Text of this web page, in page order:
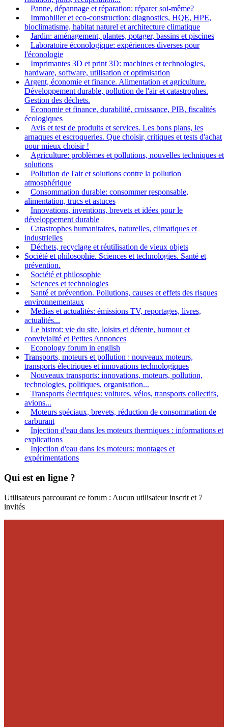
Panne, dépannage et réparation: réparer soi-même?
Immobilier et eco-construction: diagnostics, HQE, HPE,
bioclimatisme, habitat naturel et architecture climatique
Jardin: aménagement, plantes, potager, bassins et piscines
Laboratoire éconologique: expériences diverses pour
l'éconologie
Imprimantes 3D et print 3D: machines et technologies,
hardware, software, utilisation et optimisation
Argent, économie et finance. Alimentation et agriculture.
Développement durable, pollution de l'air et catastrophes.
Gestion des déchets.
Economie et finance, durabilité, croissance, PIB, fiscalités
écologiques
Avis et test de produits et services. Les bons plans, les
arnaques et escroqueries. Que choisir, critiques et tests d'achat
pour mieux choisir !
Agriculture: problèmes et pollutions, nouvelles techniques et
solutions
Pollution de l'air et solutions contre la pollution
atmosphérique
Consommation durable: consommer responsable,
alimentation, trucs et astuces
Innovations, inventions, brevets et idées pour le
développement durable
Catastrophes humanitaires, naturelles, climatiques et
industrielles
Déchets, recyclage et réutilisation de vieux objets
Société et philosophie. Sciences et technologies. Santé et
prévention.
Société et philosophie
Sciences et technologies
Santé et prévention. Pollutions, causes et effets des risques
environnementaux
Medias et actualités: émissions TV, reportages, livres,
actualités...
Le bistrot: vie du site, loisirs et détente, humour et
convivialité et Petites Annonces
Econology forum in english
Transports, moteurs et pollution : nouveaux moteurs,
transports électriques et innovations technologiques
Nouveaux transports: innovations, moteurs, pollution,
technologies, politiques, organisation...
Transports électriques: voitures, vélos, transports collectifs,
avions...
Moteurs spéciaux, brevets, réduction de consommation de
carburant
Injection d'eau dans les moteurs thermiques : informations et
explications
Injection d'eau dans les moteurs: montages et
expérimentations
Qui est en ligne ?
Utilisateurs parcourant ce forum : Aucun utilisateur inscrit et 7
invités